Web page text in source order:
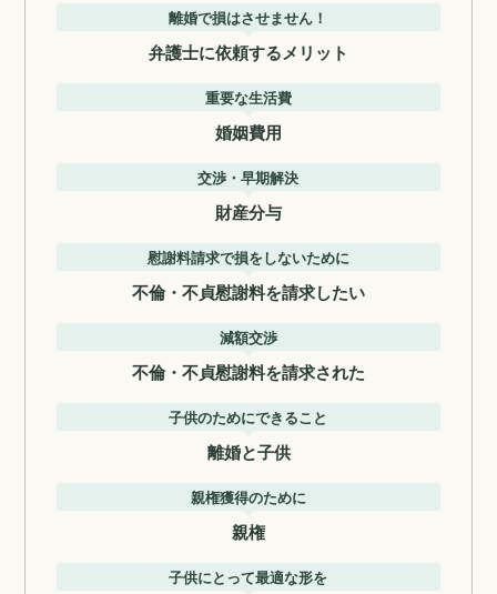
離婚で損はさせません！
弁護士に依頼するメリット
重要な生活費
婚姻費用
交渉・早期解決
財産分与
慰謝料請求で損をしないために
不倫・不貞慰謝料を請求したい
減額交渉
不倫・不貞慰謝料を請求された
子供のためにできること
離婚と子供
親権獲得のために
親権
子供にとって最適な形を